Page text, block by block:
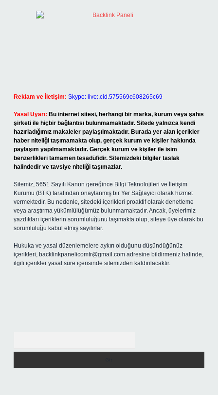
Reklam ve İletişim: Skype: live:.cid.575569c608265c69
Yasal Uyarı: Bu internet sitesi, herhangi bir marka, kurum veya şahıs
şirketi ile hiçbir bağlantısı bulunmamaktadır. Sitede yalnızca kendi
hazırladığımız makaleler paylaşılmaktadır. Burada yer alan içerikler
haber niteliği taşımamakta olup, gerçek kurum ve kişiler hakkında
paylaşım yapılmamaktadır. Gerçek kurum ve kişiler ile isim
benzerlikleri tamamen tesadüfidir. Sitemizdeki bilgiler taslak
halindedir ve tavsiye niteliği taşımazlar.
Sitemiz, 5651 Sayılı Kanun gereğince Bilgi Teknolojileri ve İletişim
Kurumu (BTK) tarafından onaylanmış bir Yer Sağlayıcı olarak hizmet
vermektedir. Bu nedenle, sitedeki içerikleri proaktif olarak denetleme
veya araştırma yükümlülüğümüz bulunmamaktadır. Ancak, üyelerimiz
yazdıkları içeriklerin sorumluluğunu taşımakta olup, siteye üye olarak bu
sorumluluğu kabul etmiş sayılırlar.
Hukuka ve yasal düzenlemelere aykırı olduğunu düşündüğünüz
içerikleri, backlinkpanelicomtr@gmail.com adresine bildirmeniz halinde,
ilgili içerikler yasal süre içerisinde sitemizden kaldırılacaktır.